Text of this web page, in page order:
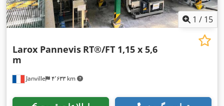
1 / 15
Janville ۴٬۶۳۳ km
Larox Pannevis RT®/FT 1,15 x 5,6
m